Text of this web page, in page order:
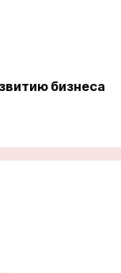
бизнеса